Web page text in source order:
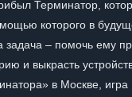
Терминатор,
которого в
– помочь ему
и выкрасть
в Москве, игра